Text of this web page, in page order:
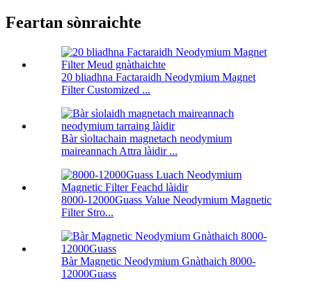
Feartan sònraichte
20 bliadhna Factaraidh Neodymium Magnet
Filter Customized ...
Bàr sìoltachain magnetach neodymium
maireannach Attra làidir ...
8000-12000Guass Value Neodymium Magnetic
Filter Stro...
Bàr Magnetic Neodymium Gnàthaich 8000-
12000Guass